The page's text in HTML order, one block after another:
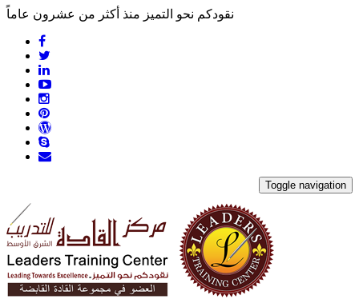
نقودكم نحو التميز منذ أكثر من عشرون عاماً
Toggle navigation